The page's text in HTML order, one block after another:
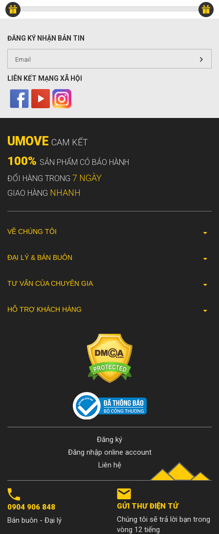
ĐĂNG KÝ NHẬN BẢN TIN
LIÊN KẾT MẠNG XÃ HỘI
UMOVE CAM KẾT
100% SẢN PHẨM CÓ BẢO HÀNH
ĐỔI HÀNG TRONG 7 NGÀY
GIAO HÀNG NHANH
VỀ CHÚNG TÔI
ĐẠI LÝ & BÁN BUÔN
TƯ VẤN CỦA CHUYÊN GIA
HỖ TRỢ KHÁCH HÀNG
Đăng ký
Đăng nhập online account
Liên hệ
0904 906 848
Bán buôn - Đại lý
GỬI THƯ ĐIỆN TỬ
Chúng tôi sẽ trả lời bạn trong
vòng 12 tiếng